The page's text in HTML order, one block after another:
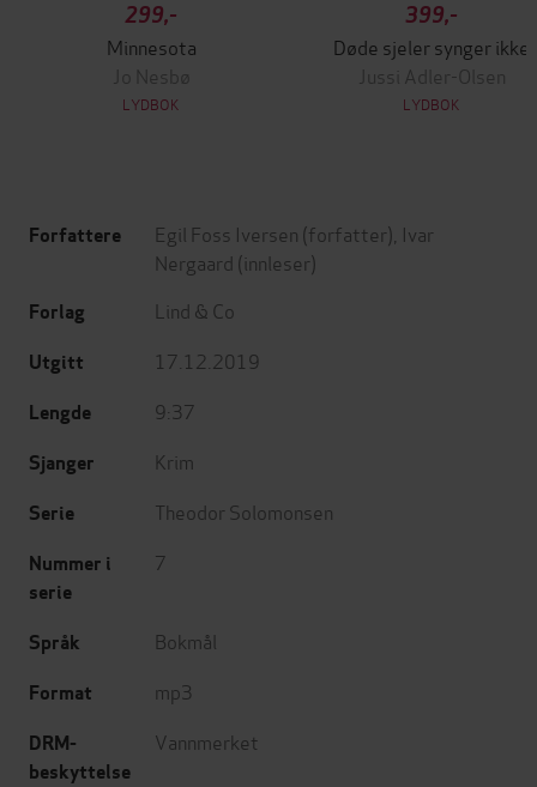
299,-
Minnesota
Jo Nesbø
LYDBOK
399,-
Døde sjeler synger ikke
Jussi Adler-Olsen
LYDBOK
Forfattere Egil Foss Iversen (forfatter), Ivar
Nergaard (innleser)
Forlag Lind & Co
Utgitt 17.12.2019
Lengde 9:37
Sjanger Krim
Serie Theodor Solomonsen
Nummer i
serie
7
Språk Bokmål
Format mp3
DRM-
beskyttelse
Vannmerket